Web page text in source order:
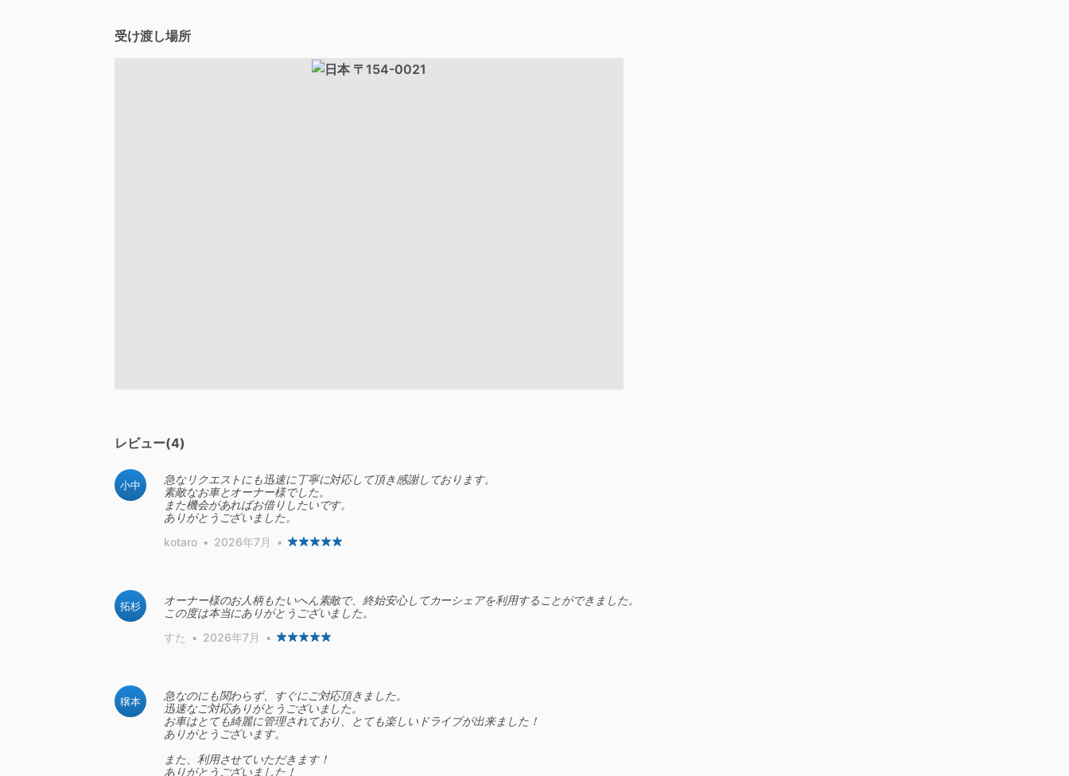
受け渡し場所
レビュー(4)
小中
急なリクエストにも迅速に丁寧に対応して頂き感謝しております。
素敵なお車とオーナー様でした。
また機会があればお借りしたいです。
ありがとうございました。
kotaro • 2026年7月 •
拓杉
オーナー様のお人柄もたいへん素敵で、終始安心してカーシェアを利用することができました。
この度は本当にありがとうございました。
すた • 2026年7月 •
穣本
急なのにも関わらず、すぐにご対応頂きました。
迅速なご対応ありがとうございました。
お車はとても綺麗に管理されており、とても楽しいドライブが出来ました！
ありがとうございます。
また、利用させていただきます！
ありがとうございました！